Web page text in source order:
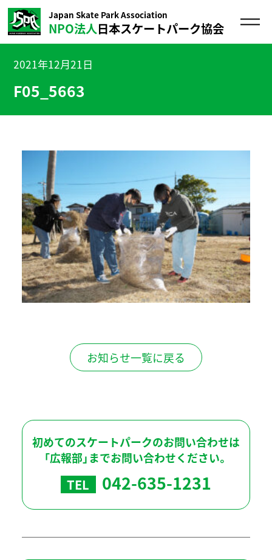
Japan Skate Park Association
NPO法人日本スケートパーク協会
2021年12月21日
F05_5663
お知らせ一覧に戻る
初めてのスケートパークのお問い合わせは
「広報部」までお問い合わせください。
TEL 042-635-1231